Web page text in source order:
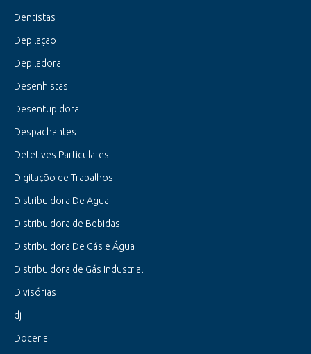
Dentistas
Depilação
Depiladora
Desenhistas
Desentupidora
Despachantes
Detetives Particulares
Digitaçõo de Trabalhos
Distribuidora De Agua
Distribuidora de Bebidas
Distribuidora De Gás e Água
Distribuidora de Gás Industrial
Divisórias
dj
Doceria